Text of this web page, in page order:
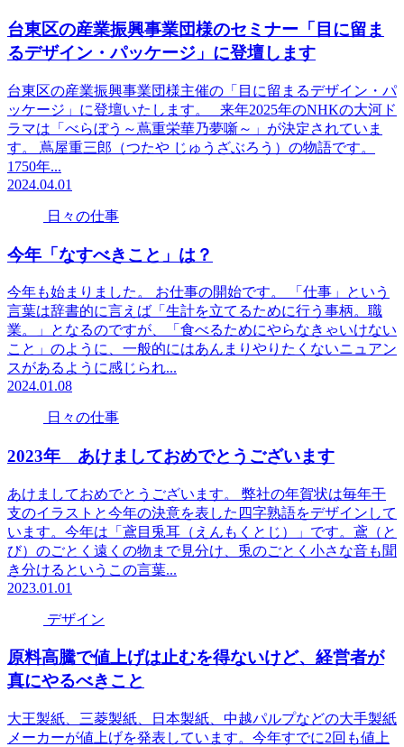
台東区の産業振興事業団様のセミナー「目に留ま
るデザイン・パッケージ」に登壇します
台東区の産業振興事業団様主催の「目に留まるデザイン・パ
ッケージ」に登壇いたします。 来年2025年のNHKの大河ド
ラマは「べらぼう～蔦重栄華乃夢噺～」が決定されていま
す。 蔦屋重三郎（つたや じゅうざぶろう）の物語です。
1750年...
2024.04.01
日々の仕事
今年「なすべきこと」は？
今年も始まりました。 お仕事の開始です。 「仕事」という
言葉は辞書的に言えば「生計を立てるために行う事柄。職
業。」となるのですが、「食べるためにやらなきゃいけない
こと」のように、一般的にはあんまりやりたくないニュアン
スがあるように感じられ...
2024.01.08
日々の仕事
2023年 あけましておめでとうございます
あけましておめでとうございます。 弊社の年賀状は毎年干
支のイラストと今年の決意を表した四字熟語をデザインして
います。今年は「鳶目兎耳（えんもくとじ）」です。鳶（と
び）のごとく遠くの物まで見分け、兎のごとく小さな音も聞
き分けるというこの言葉...
2023.01.01
デザイン
原料高騰で値上げは止むを得ないけど、経営者が
真にやるべきこと
大王製紙、三菱製紙、日本製紙、中越パルプなどの大手製紙
メーカーが値上げを発表しています。今年すでに2回も値上